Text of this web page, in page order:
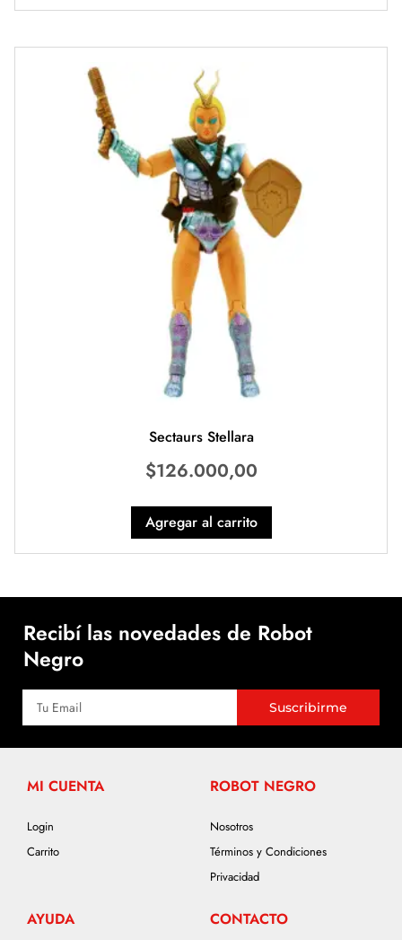
Sectaurs Stellara
$126.000,00
Agregar al carrito
Recibí las novedades de Robot
Negro
Suscribirme
MI CUENTA
Login
Carrito
ROBOT NEGRO
Nosotros
Términos y Condiciones
Privacidad
AYUDA CONTACTO